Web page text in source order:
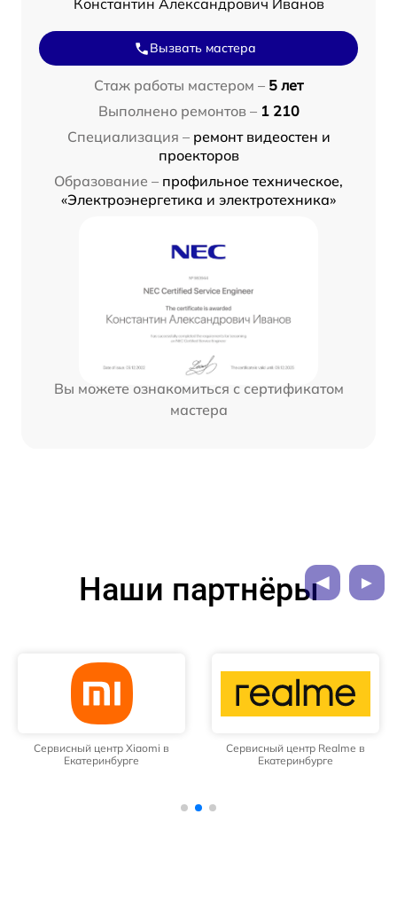
Константин Александрович Иванов
Вызвать мастера
Стаж работы мастером – 5 лет
Выполнено ремонтов – 1 210
Специализация – ремонт видеостен и
проекторов
Образование – профильное техническое,
«Электроэнергетика и электротехника»
Вы можете ознакомиться с сертификатом
мастера
Наши партнёры
Сервисный центр Xiaomi в
Екатеринбурге
Сервисный центр Realme в
Екатеринбурге